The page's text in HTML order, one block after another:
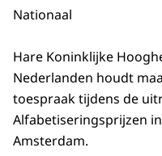
Nationaal
Hare Koninklijke
Nederlanden houdt
toespraak tijdens de
Alfabetiseringsprijzen
Amsterdam.